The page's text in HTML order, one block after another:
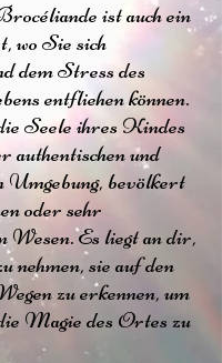
ist auch ein
wo Sie sich
dem Stress des
entfliehen können.
Seele ihres Kindes
authentischen und
Umgebung, bevölkert
oder sehr
Wesen. Es liegt an dir,
sie auf den
zu erkennen, um
Magie des Ortes zu